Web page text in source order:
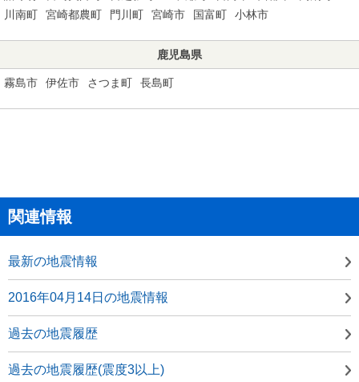
川南町
宮崎都農町 門川町 宮崎市 国富町 小林市
鹿児島県
霧島市 伊佐市 さつま町 長島町
関連情報
最新の地震情報
2016年04月14日の地震情報
過去の地震履歴
過去の地震履歴(震度3以上)